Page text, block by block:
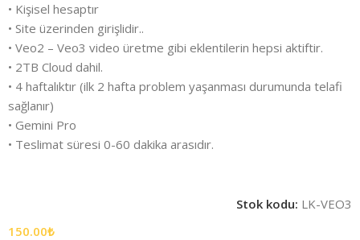
• Kişisel hesaptır
• Site üzerinden girişlidir..
• Veo2 – Veo3 video üretme gibi eklentilerin hepsi aktiftir.
• 2TB Cloud dahil.
• 4 haftalıktır (ilk 2 hafta problem yaşanması durumunda telafi
sağlanır)
• Gemini Pro
• Teslimat süresi 0-60 dakika arasıdır.
Stok kodu: LK-VEO3
150.00₺